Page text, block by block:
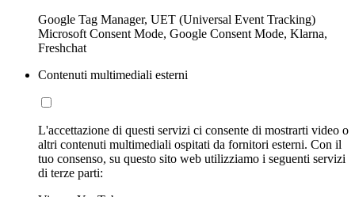
Google Tag Manager, UET (Universal Event Tracking)
Microsoft Consent Mode, Google Consent Mode, Klarna,
Freshchat
Contenuti multimediali esterni
L'accettazione di questi servizi ci consente di mostrarti video o
altri contenuti multimediali ospitati da fornitori esterni. Con il
tuo consenso, su questo sito web utilizziamo i seguenti servizi
di terze parti: